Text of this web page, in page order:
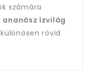
számára
ananász ízvilág
rövid